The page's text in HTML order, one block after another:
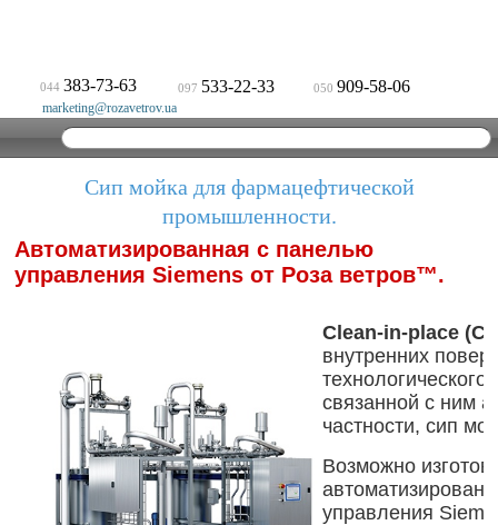
044 383-73-63 097 533-22-33 050 909-58-06
marketing@rozavetrov.ua
Сип мойка для фармацефтической
промышленности.
Автоматизированная с панелью
управления Siemens от Роза ветров™.
Clean-in-place
внутренних
связанной с ним
частности, сип
Возможно
управления